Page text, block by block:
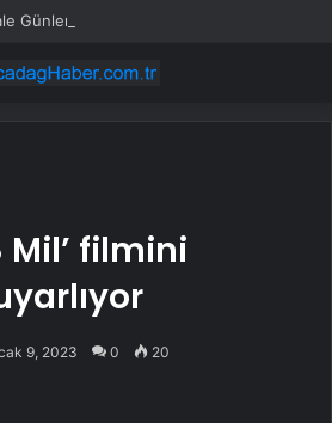
Günleri’nde “Kuğu Gölü” büyüsü
Mil’ filmini
9, 2023 0 20